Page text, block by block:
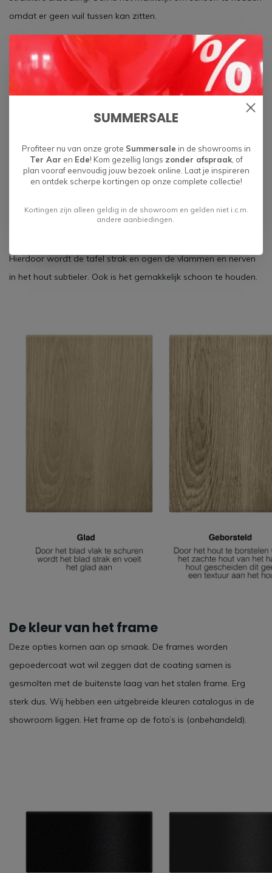
omdat er geen vuil tussen kan zitten.
Het uitborstelen van de nerven
Geborsteld
Het borstelen van een blad zorgt ervoor dat het zachte en het
harde hout van elkaar gescheiden wordt waardoor het blad
de vlammen in het hout komen meer naar voren. Deze optie
valt vooral in de smaak bij liefhebbers van een robuuste tafel.
Glad
Hierdoor wordt de tafel strak en ogen de vlammen en nerven
in het hout subtieler. Ook is het gemakkelijk schoon te houden.
De kleur van het frame
Deze opties komen aan op smaak. De frames worden
gepoedercoat wat wil zeggen dat de coating samen is
gesmolten met de buitenste laag van het stalen frame. Erg
sterk dus. Wij hebben een uitgebreide kleuren catalogus in de
showroom liggen. Het frame op de foto’s is (onbehandeld).
SUMMERSALE
Profiteer nu van onze grote Summersale in de showrooms in
Ter Aar en Ede! Kom gezellig langs zonder afspraak, of
plan vooraf eenvoudig jouw bezoek online. Laat je inspireren
en ontdek scherpe kortingen op onze complete collectie!
Kortingen zijn alleen geldig in de showroom en gelden niet i.c.m.
andere aanbiedingen.